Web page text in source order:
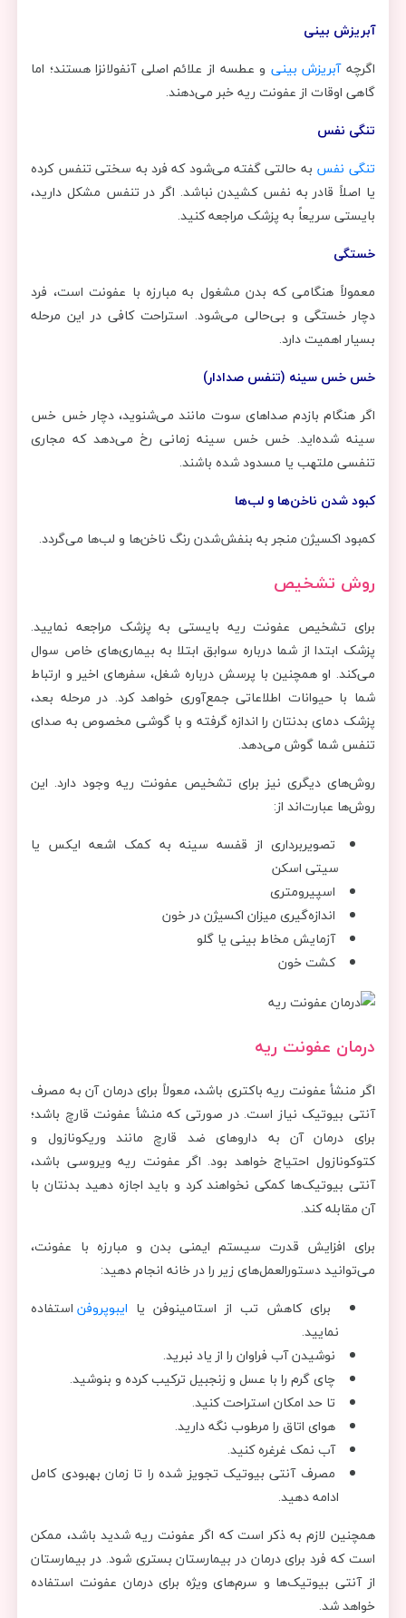
آبریزش بینی
اگرچهآبریزش بینی و عطسه از علائم اصلی آنفولانزا هستند؛ اما
گاهی اوقات از عفونت ریه خبر می‌دهند.
تنگی نفس
تنگی نفس به حالتی گفته می‌شود که فرد به سختی تنفس کرده
یا اصلاً قادر به نفس کشیدن نباشد. اگر در تنفس مشکل دارید،
بایستی سریعاً به پزشک مراجعه کنید.
خستگی
معمولاً هنگامی که بدن مشغول به مبارزه با عفونت است، فرد
دچار خستگی و بی‌حالی می‌شود. استراحت کافی در این مرحله
بسیار اهمیت دارد.
خسخس سینه (تنفس صدادار)
اگر هنگام بازدم صداهای سوت مانند می‌شنوید، دچار خس خس
سینه شده‌اید. خس خس سینه زمانی رخ می‌دهد که مجاری
تنفسی ملتهب یا مسدود شده باشند.
کبود شدن ناخن‌ها و لب‌ها
کمبود اکسیژن منجر به بنفش‌شدن رنگ ناخن‌ها و لب‌ها می‌گردد.
روش تشخیص
برای تشخیص عفونت ریه بایستی به پزشک مراجعه نمایید.
پزشک ابتدا از شما درباره سوابق ابتلا به بیماری‌های خاص سوال
می‌کند. او همچنین با پرسش درباره شغل، سفرهای اخیر و ارتباط
شما با حیوانات اطلاعاتی جمع‌آوری خواهد کرد. در مرحله بعد،
پزشک دمای بدنتان را اندازه گرفته و با گوشی مخصوص به صدای
تنفس شما گوش می‌دهد.
روش‌های دیگری نیز برای تشخیص عفونت ریه وجود دارد. این
روش‌ها عبارت‌اند از:
تصویربرداری از قفسه سینه به کمک اشعه ایکس یا
سیتی اسکن
اسپیرومتری
اندازه‌گیری میزان اکسیژن در خون
آزمایش مخاط بینی یا گلو
کشت خون
درمان عفونت ریه
اگر منشأ عفونت ریه باکتری باشد، معولاً برای درمان آن به مصرف
آنتی بیوتیک نیاز است. در صورتی که منشأ عفونت قارچ باشد؛
برای درمان آن به داروهای ضد قارچ مانند وریکونازول و
کتوکونازول احتیاج خواهد بود. اگر عفونت ریه ویروسی باشد،
آنتی بیوتیک‌ها کمکی نخواهند کرد و باید اجازه دهید بدنتان با
آن مقابله کند.
برای افزایش قدرت سیستم ایمنی بدن و مبارزه با عفونت،
می‌توانید دستورالعمل‌های زیر را در خانه انجام دهید:
برای کاهش تب از استامینوفن یا ایبوپروفناستفاده
نمایید.
نوشیدن آب فراوان را از یاد نبرید.
چای گرم را با عسل و زنجبیل ترکیب کرده و بنوشید.
تا حد امکان استراحت کنید.
هوای اتاق را مرطوب نگه دارید.
آب نمک غرغره کنید.
مصرف آنتی بیوتیک تجویز شده را تا زمان بهبودی کامل
ادامه دهید.
همچنین لازم به ذکر است که اگر عفونت ریه شدید باشد، ممکن
است که فرد برای درمان در بیمارستان بستری شود. در بیمارستان
از آنتی بیوتیک‌ها و سرم‌های ویژه برای درمان عفونت استفاده
خواهد شد.